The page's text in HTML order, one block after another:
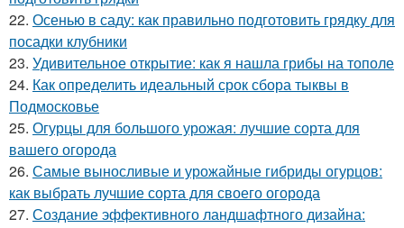
22. Осенью в саду: как правильно подготовить грядку для
посадки клубники
23. Удивительное открытие: как я нашла грибы на тополе
24. Как определить идеальный срок сбора тыквы в
Подмосковье
25. Огурцы для большого урожая: лучшие сорта для
вашего огорода
26. Самые выносливые и урожайные гибриды огурцов:
как выбрать лучшие сорта для своего огорода
27. Создание эффективного ландшафтного дизайна: